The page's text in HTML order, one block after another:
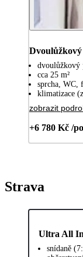
dvoulůžkový
cca 25 m²
sprcha, WC,
klimatizace
zobrazit
+6 780 Kč /
Strava
Ultra All
snídaně